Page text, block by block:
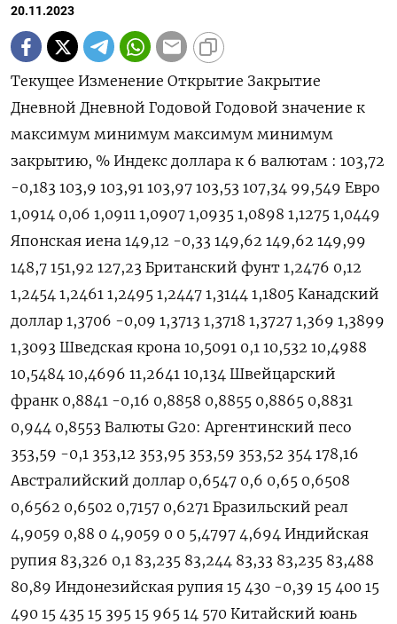
20.11.2023
Текущее Изменение Открытие Закрытие
Дневной Дневной Годовой Годовой значение к
максимум минимум максимум минимум
закрытию, % Индекс доллара к 6 валютам : 103,72
-0,183 103,9 103,91 103,97 103,53 107,34 99,549 Евро
1,0914 0,06 1,0911 1,0907 1,0935 1,0898 1,1275 1,0449
Японская иена 149,12 -0,33 149,62 149,62 149,99
148,7 151,92 127,23 Британский фунт 1,2476 0,12
1,2454 1,2461 1,2495 1,2447 1,3144 1,1805 Канадский
доллар 1,3706 -0,09 1,3713 1,3718 1,3727 1,369 1,3899
1,3093 Шведская крона 10,5091 0,1 10,532 10,4988
10,5484 10,4696 11,2641 10,134 Швейцарский
франк 0,8841 -0,16 0,8858 0,8855 0,8865 0,8831
0,944 0,8553 Валюты G20: Аргентинский песо
353,59 -0,1 353,12 353,95 353,59 353,52 354 178,16
Австралийский доллар 0,6547 0,6 0,65 0,6508
0,6562 0,6502 0,7157 0,6271 Бразильский реал
4,9059 0,88 0 4,9059 0 0 5,4797 4,694 Индийская
рупия 83,326 0,1 83,235 83,244 83,33 83,235 83,488
80,89 Индонезийская рупия 15 430 -0,39 15 400 15
490 15 435 15 395 15 965 14 570 Китайский юань